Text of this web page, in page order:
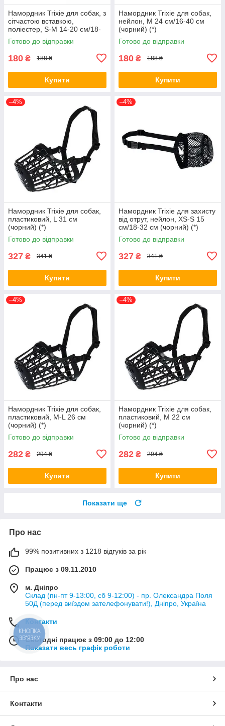
Намордник Trixie для собак, з
сітчастою вставкою,
поліестер, S-M 14-20 см/18-
39 см (чорний) (*)
Готово до відправки
180 ₴ 188 ₴
Купити
Намордник Trixie для собак,
нейлон, M 24 см/16-40 см
(чорний) (*)
Готово до відправки
180 ₴ 188 ₴
Купити
–4%
Намордник Trixie для собак,
пластиковий, L 31 см
(чорний) (*)
Готово до відправки
327 ₴ 341 ₴
Купити
–4%
Намордник Trixie для захисту
від отрут, нейлон, XS-S 15
см/18-32 см (чорний) (*)
Готово до відправки
327 ₴ 341 ₴
Купити
–4%
Намордник Trixie для собак,
пластиковий, M-L 26 см
(чорний) (*)
Готово до відправки
282 ₴ 294 ₴
Купити
–4%
Намордник Trixie для собак,
пластиковий, M 22 см
(чорний) (*)
Готово до відправки
282 ₴ 294 ₴
Купити
Показати ще
Про нас
99% позитивних з 1218 відгуків за рік
Працює з 09.11.2010
м. Дніпро
Склад (пн-пт 9-13:00, сб 9-12:00) - пр. Олександра Поля
50Д (перед виїздом зателефонувати!), Дніпро, Україна
Контакти
Сьогодні працює з 09:00 до 12:00
Показати весь графік роботи
Про нас
Контакти
КНОПКА
ЗВ'ЯЗКУ